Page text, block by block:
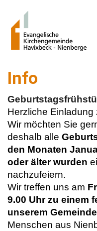
Info
Herzliche
Wir möchten Sie
deshalb alle
den Monaten
oder älter wurden
nachzufeiern.
Wir treffen uns am
9.00 Uhr zu einem
unserem
Menschen aus